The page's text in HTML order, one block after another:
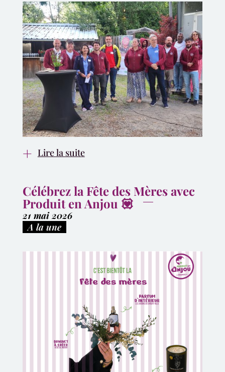
Lire la suite
Célébrez la Fête des Mères avec
Produit en Anjou 💟
21 mai 2026
|A la une